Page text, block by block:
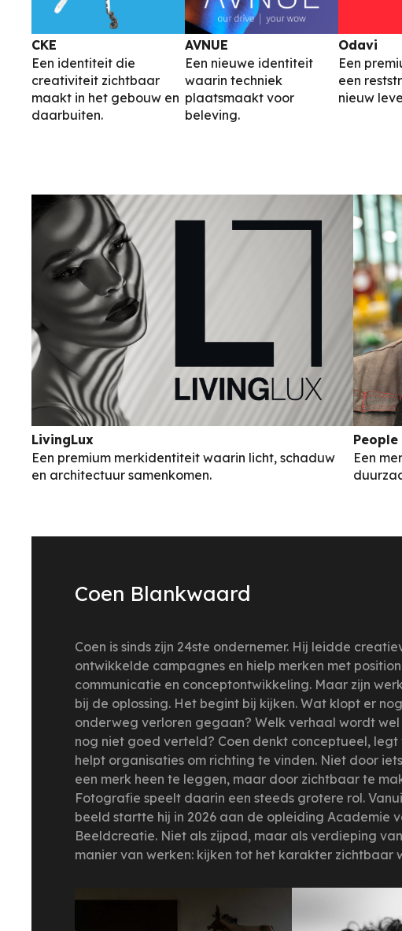
CKE
Een identiteit die
creativiteit zichtbaar
maakt in het gebouw en
daarbuiten.
AVNUE
Een nieuwe identiteit
waarin techniek
plaatsmaakt voor
beleving.
Odavi
Een
een
nieuw
LivingLux
Een premium merkidentiteit waarin licht, schaduw
en architectuur samenkomen.
Een
Coen Blankwaard
Coen is sinds zijn 24ste ondernemer. Hij leidde
ontwikkelde campagnes en hielp merken met
communicatie en conceptontwikkeling. Maar zijn
bij de oplossing. Het begint bij kijken. Wat klopt er
onderweg verloren gegaan? Welk verhaal wordt
nog niet goed verteld? Coen denkt conceptueel, legt
helpt organisaties om richting te vinden. Niet door
een merk heen te leggen, maar door zichtbaar te
Fotografie speelt daarin een steeds grotere rol.
beeld startte hij in 2026 aan de opleiding Academie
Beeldcreatie. Niet als zijpad, maar als verdieping
manier van werken: kijken tot het karakter zichtbaar